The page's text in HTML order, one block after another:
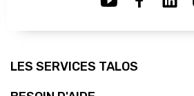
LES SERVICES TALOS